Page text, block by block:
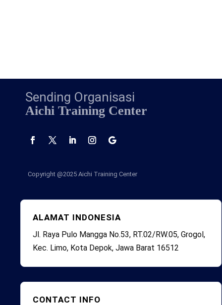
Sending Organisasi
Aichi Training Center
Copyright @2025 Aichi Training Center
ALAMAT INDONESIA
Jl. Raya Pulo Mangga No.53, RT.02/RW.05, Grogol,
Kec. Limo, Kota Depok, Jawa Barat 16512
CONTACT INFO